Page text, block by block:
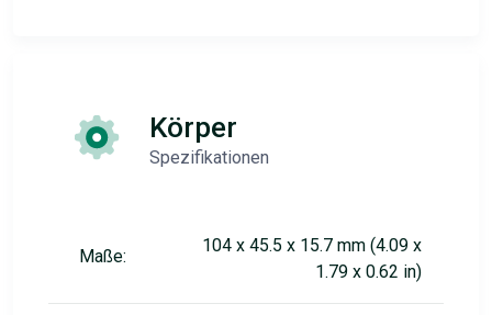
Körper
Spezifikationen
Maße:
104 x 45.5 x 15.7 mm (4.09 x
1.79 x 0.62 in)